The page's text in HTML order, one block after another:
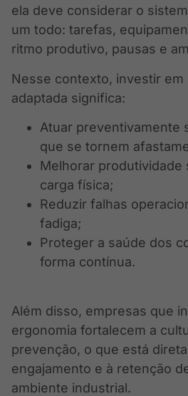
ela deve considerar o
um todo: tarefas,
ritmo produtivo, pausas e
Nesse contexto, investir em
adaptada significa:
Atuar preventivamente
que se tornem
Melhorar produtividade
carga física;
Reduzir falhas
fadiga;
Proteger a saúde dos
forma contínua.
Além disso, empresas que
ergonomia fortalecem a
prevenção, o que está
engajamento e à retenção
ambiente industrial.